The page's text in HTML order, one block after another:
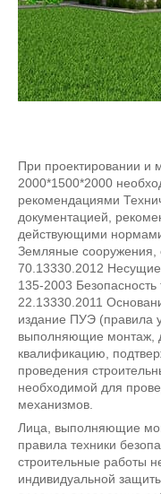
При проектировании и
2000*1500*2000
рекомендациями
документацией,
действующими
Земляные
70.13330.2012
135-2003 Безопасность
22.13330.2011
издание ПУЭ (правила
выполняющие монтаж,
квалификацию,
проведения
необходимой для
механизмов.
Лица, выполняющие
правила техники
строительные работы
индивидуальной